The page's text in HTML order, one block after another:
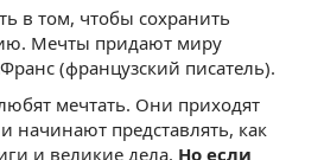
в том, чтобы сохранить
Мечты придают миру
(французский писатель).
мечтать. Они приходят
начинают представлять, как
и великие дела. Но если